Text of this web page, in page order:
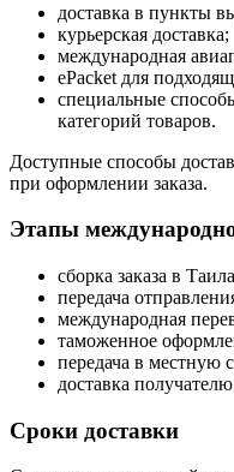
доставка в пункты
курьерская доставка;
международная
ePacket для
специальные
категорий товаров.
Доступные способы
при оформлении заказа.
Этапы
сборка заказа в
передача
международная
таможенное
передача в местную
доставка
Сроки доставки